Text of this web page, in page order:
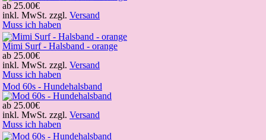
ab 25.00€
inkl. MwSt. zzgl. Versand
Muss ich haben
Mimi Surf - Halsband - orange
ab 25.00€
inkl. MwSt. zzgl. Versand
Muss ich haben
Mod 60s - Hundehalsband
ab 25.00€
inkl. MwSt. zzgl. Versand
Muss ich haben